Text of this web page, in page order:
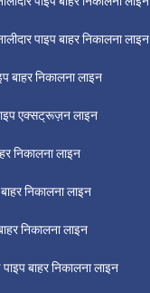
पाइप बाहर निकालना लाइन
बाहर निकालना लाइन
एक्सट्रूज़न लाइन
निकालना लाइन
बाहर निकालना लाइन
निकालना लाइन
बाहर निकालना लाइन